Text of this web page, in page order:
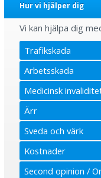
Hur vi hjälper dig
Vi kan hjälpa dig
Trafikskada
Arbetsskada
Medicinsk
Ärr
Sveda och värk
Kostnader
Second opinion /